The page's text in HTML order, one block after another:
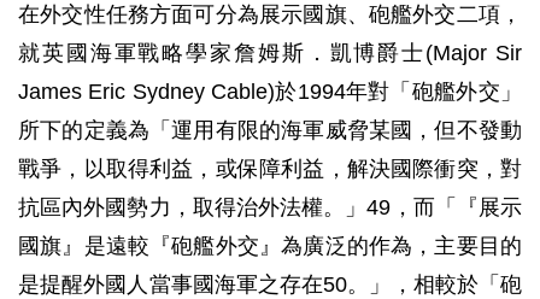
在外交性任務方面可分為展示國旗、砲艦外交二項，
就英國海軍戰略學家詹姆斯．凱博爵士(Major Sir
James Eric Sydney Cable)於1994年對「砲艦外交」
所下的定義為「運用有限的海軍威脅某國，但不發動
戰爭，以取得利益，或保障利益，解決國際衝突，對
抗區內外國勢力，取得治外法權。」49，而「『展示
國旗』是遠較『砲艦外交』為廣泛的作為，主要目的
是提醒外國人當事國海軍之存在50。」，相較於「砲